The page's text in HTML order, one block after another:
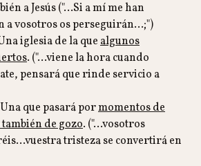
a Jesús ("…Si a mí me han
a vosotros os perseguirán…;")
iglesia de la quealgunos
. ("…viene la hora cuando
pensará que rinde servicio a
que pasará pormomentos de
de gozo. ("…vosotros
tristeza se convertirá en